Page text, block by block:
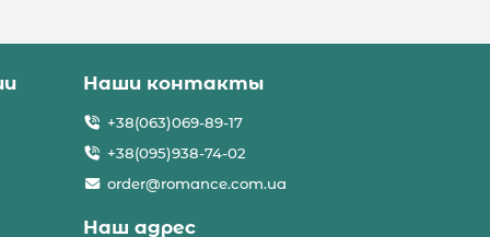
Наши контакты
+38(063)069-89-17
+38(095)938-74-02
order@romance.com.ua
Наш адрес